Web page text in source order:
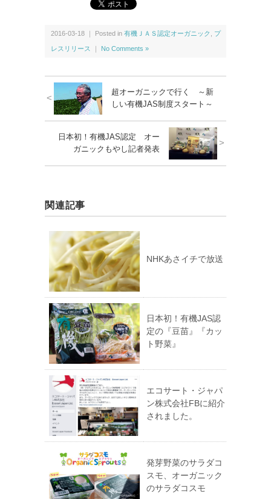
2016-03-18 ｜ Posted in 有機ＪＡＳ認定オーガニック プ
レスリリース ｜ No Comments »
<
超オーガニックで行く ～新
しい有機JAS制度スタート～
日本初！有機JAS認定 オー
ガニックもやし記者発表
>
関連記事
NHKあさイチで放送
日本初！有機JAS認
定の『豆苗』『カッ
ト野菜』
エコサート・ジャパ
ン株式会社FBに紹介
されました。
発芽野菜のサラダコ
スモ、オーガニック
のサラダコスモ